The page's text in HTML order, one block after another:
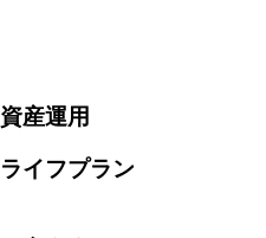
資産運用
ライフプラン